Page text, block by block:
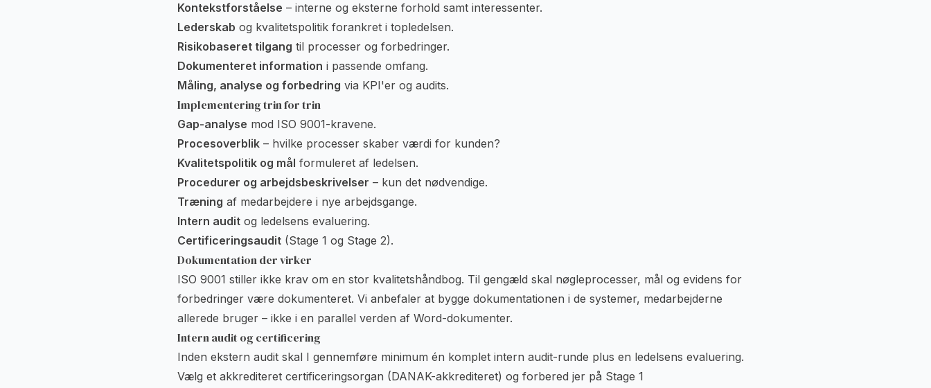
Kontekstforståelse – interne og eksterne forhold samt interessenter.
Lederskab og kvalitetspolitik forankret i topledelsen.
Risikobaseret tilgang til processer og forbedringer.
Dokumenteret information i passende omfang.
Måling, analyse og forbedring via KPI'er og audits.
Implementering trin for trin
Gap-analyse mod ISO 9001-kravene.
Procesoverblik – hvilke processer skaber værdi for kunden?
Kvalitetspolitik og mål formuleret af ledelsen.
Procedurer og arbejdsbeskrivelser – kun det nødvendige.
Træning af medarbejdere i nye arbejdsgange.
Intern audit og ledelsens evaluering.
Certificeringsaudit (Stage 1 og Stage 2).
Dokumentation der virker
ISO 9001 stiller ikke krav om en stor kvalitetshåndbog. Til gengæld skal nøgleprocesser, mål og evidens for
forbedringer være dokumenteret. Vi anbefaler at bygge dokumentationen i de systemer, medarbejderne
allerede bruger – ikke i en parallel verden af Word-dokumenter.
Intern audit og certificering
Inden ekstern audit skal I gennemføre minimum én komplet intern audit-runde plus en ledelsens evaluering.
Vælg et akkrediteret certificeringsorgan (DANAK-akkrediteret) og forbered jer på Stage 1